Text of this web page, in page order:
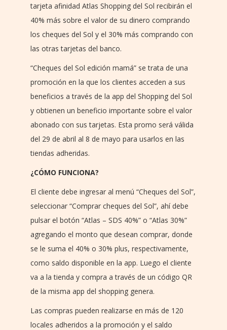
tarjeta afinidad Atlas Shopping del Sol recibirán el
40% más sobre el valor de su dinero comprando
los cheques del Sol y el 30% más comprando con
las otras tarjetas del banco.
“Cheques del Sol edición mamá” se trata de una
promoción en la que los clientes acceden a sus
beneficios a través de la app del Shopping del Sol
y obtienen un beneficio importante sobre el valor
abonado con sus tarjetas. Esta promo será válida
del 29 de abril al 8 de mayo para usarlos en las
tiendas adheridas.
¿CÓMO FUNCIONA?
El cliente debe ingresar al menú “Cheques del Sol”,
seleccionar “Comprar cheques del Sol”, ahí debe
pulsar el botón “Atlas – SDS 40%” o “Atlas 30%”
agregando el monto que desean comprar, donde
se le suma el 40% o 30% plus, respectivamente,
como saldo disponible en la app. Luego el cliente
va a la tienda y compra a través de un código QR
de la misma app del shopping genera.
Las compras pueden realizarse en más de 120
locales adheridos a la promoción y el saldo